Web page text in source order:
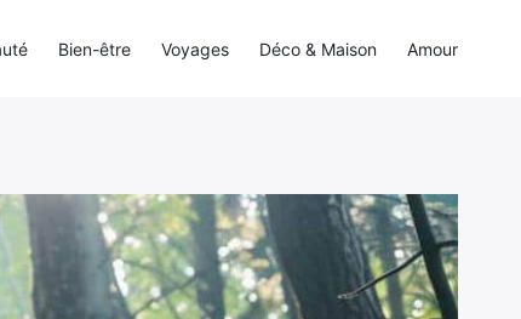
Bien-être Voyages Déco & Maison Amour